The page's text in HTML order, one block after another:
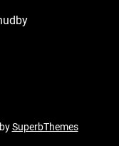
SuperbThemes